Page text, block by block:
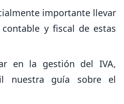
importante llevar
y fiscal de estas
en la gestión del IVA,
nuestra guía sobre el